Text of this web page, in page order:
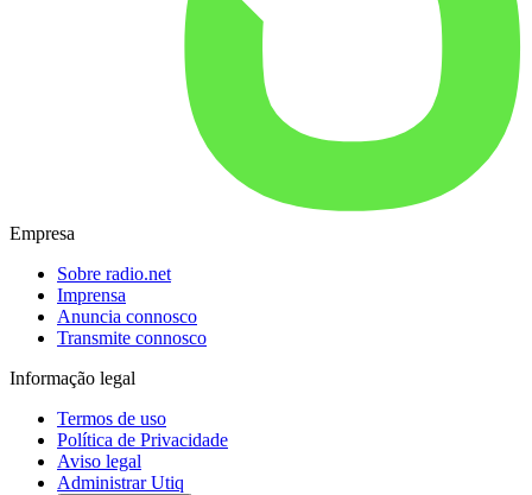
Empresa
Sobre radio.net
Imprensa
Anuncia connosco
Transmite connosco
Informação legal
Termos de uso
Política de Privacidade
Aviso legal
Administrar Utiq